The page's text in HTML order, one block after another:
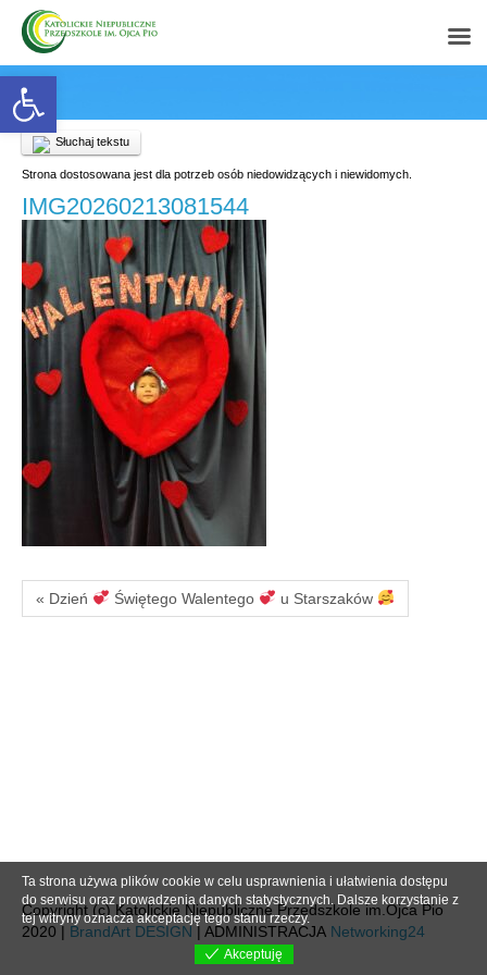
Open toolbar
Słuchaj tekstu
Strona dostosowana jest dla potrzeb osób niedowidzących i niewidomych.
IMG20260213081544
« Dzień Świętego Walentego u Starszaków
Copyright (c) Katolickie Niepubliczne Przedszkole im.Ojca Pio
2020 | BrandArt DESIGN | ADMINISTRACJA Networking24
Ta strona używa plików cookie w celu usprawnienia i ułatwienia dostępu
do serwisu oraz prowadzenia danych statystycznych. Dalsze korzystanie z
tej witryny oznacza akceptację tego stanu rzeczy.
Akceptuję